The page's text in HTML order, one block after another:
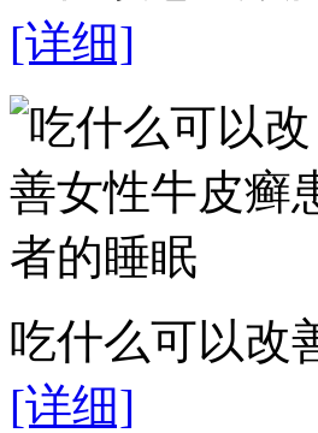
[详细]
吃什么可以改
[详细]